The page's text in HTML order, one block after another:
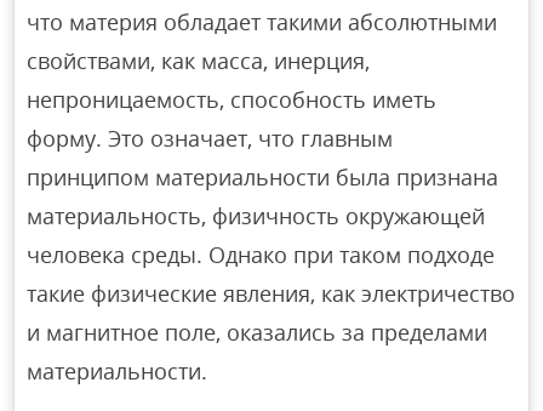
что материя обладает такими абсолютными
свойствами, как масса, инерция,
непроницаемость, способность иметь
форму. Это означает, что главным
принципом материальности была признана
материальность, физичность окружающей
человека среды. Однако при таком подходе
такие физические явления, как электричество
и магнитное поле, оказались за пределами
материальности.